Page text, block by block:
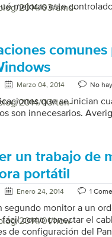
2014/03/amd-
mejoras este
2014/03/ten-
comunes
Marzo 04, 2014 No
que se inician
son innecesarios.
2014/01/how-
un trabajo de
portátil
Enero 24, 2014 1
segundo monitor a un
como conectar el
de configuración del